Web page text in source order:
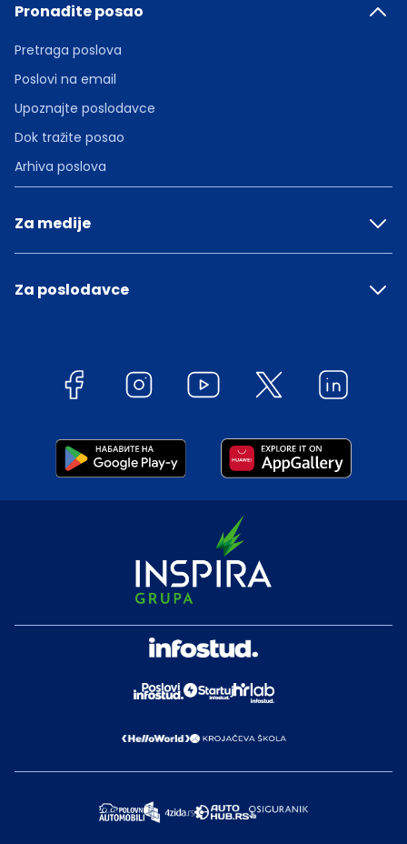
Pronađite posao
Pretraga poslova
Poslovi na email
Upoznajte poslodavce
Dok tražite posao
Arhiva poslova
Za medije
Za poslodavce